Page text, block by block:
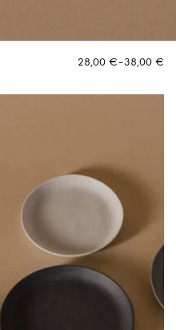
28,00 €–38,00 €
Hintaluokka:
-